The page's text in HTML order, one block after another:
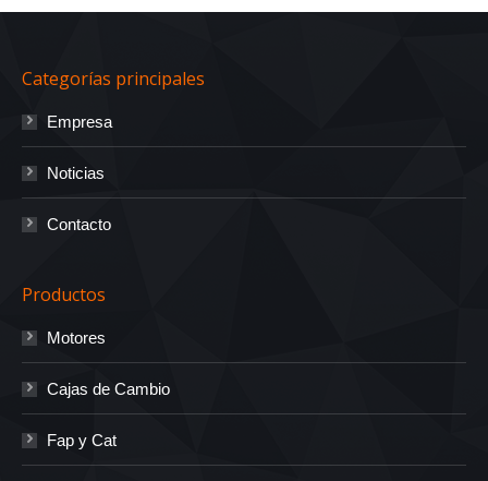
Categorías principales
Empresa
Noticias
Contacto
Productos
Motores
Cajas de Cambio
Fap y Cat